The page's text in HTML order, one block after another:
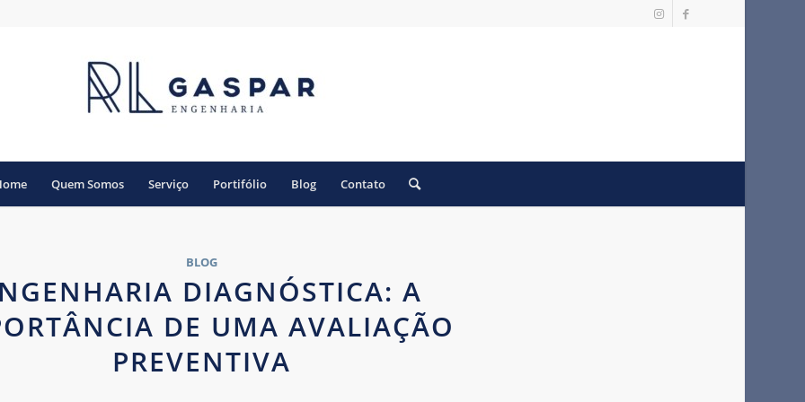
Quem Somos Serviço Portifólio Blog Contato
BLOG
DIAGNÓSTICA: A
DE UMA AVALIAÇÃO
PREVENTIVA